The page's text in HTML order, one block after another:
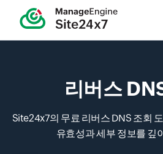
리버스
Site24x7의 무료 리버스 DNS 조회
유효성과 세부 정보를 깊